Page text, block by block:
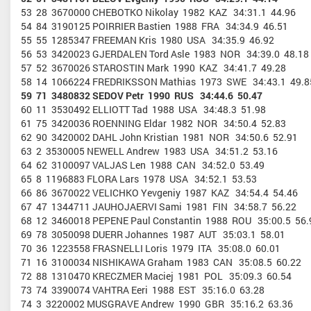
53 28 3670000 CHEBOTKO Nikolay 1982 KAZ 34:31.1 44.96
54 84 3190125 POIRRIER Bastien 1988 FRA 34:34.9 46.51
55 55 1285347 FREEMAN Kris 1980 USA 34:35.9 46.92
56 53 3420023 GJERDALEN Tord Asle 1983 NOR 34:39.0 48.18
57 52 3670026 STAROSTIN Mark 1990 KAZ 34:41.7 49.28
58 14 1066224 FREDRIKSSON Mathias 1973 SWE 34:43.1
59 71 3480832 SEDOV Petr 1990 RUS 34:44.6 50.47
60 11 3530492 ELLIOTT Tad 1988 USA 34:48.3 51.98
61 75 3420036 ROENNING Eldar 1982 NOR 34:50.4 52.83
62 90 3420002 DAHL John Kristian 1981 NOR 34:50.6 52.91
63 2 3530005 NEWELL Andrew 1983 USA 34:51.2 53.16
64 62 3100097 VALJAS Len 1988 CAN 34:52.0 53.49
65 8 1196883 FLORA Lars 1978 USA 34:52.1 53.53
66 86 3670022 VELICHKO Yevgeniy 1987 KAZ 34:54.4 54.46
67 47 1344711 JAUHOJAERVI Sami 1981 FIN 34:58.7 56.22
68 12 3460018 PEPENE Paul Constantin 1988 ROU 35:00.5
69 78 3050098 DUERR Johannes 1987 AUT 35:03.1 58.01
70 36 1223558 FRASNELLI Loris 1979 ITA 35:08.0 60.01
71 16 3100034 NISHIKAWA Graham 1983 CAN 35:08.5 60.22
72 88 1310470 KRECZMER Maciej 1981 POL 35:09.3 60.54
73 74 3390074 VAHTRA Eeri 1988 EST 35:16.0 63.28
74 3 3220002 MUSGRAVE Andrew 1990 GBR 35:16.2 63.36